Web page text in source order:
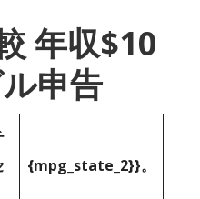
年収$10
申告
{mpg_state_2}}。